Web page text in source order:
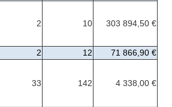
2 10 303 894,50 €
2 12 71 866,90 €
33 142 4 338,00 €